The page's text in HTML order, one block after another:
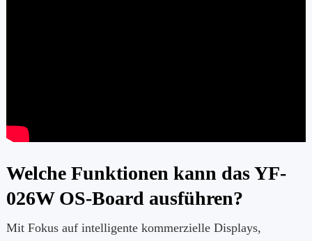
Welche Funktionen kann das YF-
026W OS-Board ausführen?
Mit Fokus auf intelligente kommerzielle Displays,